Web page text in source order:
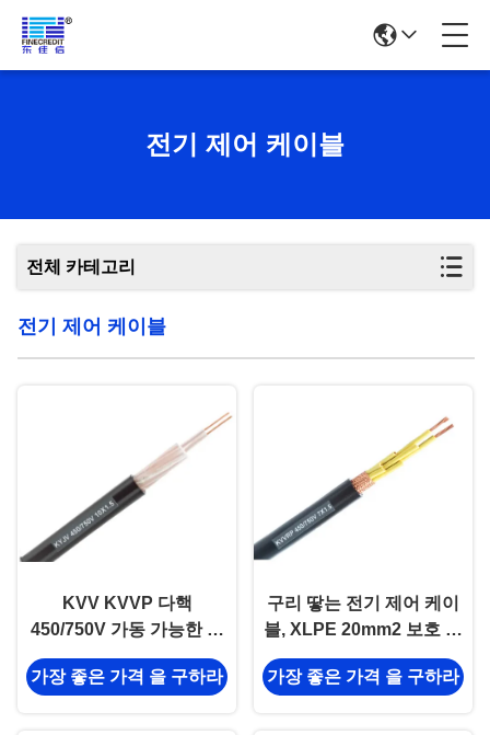
전기 제어 케이블
전체 카테고리
전기 제어 케이블
KVV KVVP 다핵
450/750V 가동 가능한 전
기 제어 케이블 종류 1/2
지휘자
가장 좋은 가격 을 구하라
구리 땋는 전기 제어 케이
블, XLPE 20mm2 보호 전
선
가장 좋은 가격 을 구하라